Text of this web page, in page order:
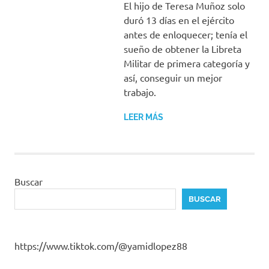
El hijo de Teresa Muñoz solo
duró 13 días en el ejército
antes de enloquecer; tenía el
sueño de obtener la Libreta
Militar de primera categoría y
así, conseguir un mejor
trabajo.
LEER MÁS
Buscar
BUSCAR
https://www.tiktok.com/@yamidlopez88